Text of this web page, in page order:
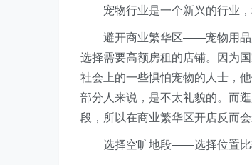
宠物行业是一个新兴的行业，
避开商业繁华区——宠物用品店
选择需要高额房租的店铺。因为
社会上的一些惧怕宠物的人士，
部分人来说，是不太礼貌的。而
段，所以在商业繁华区开店反而会
选择空旷地段——选择位置比较